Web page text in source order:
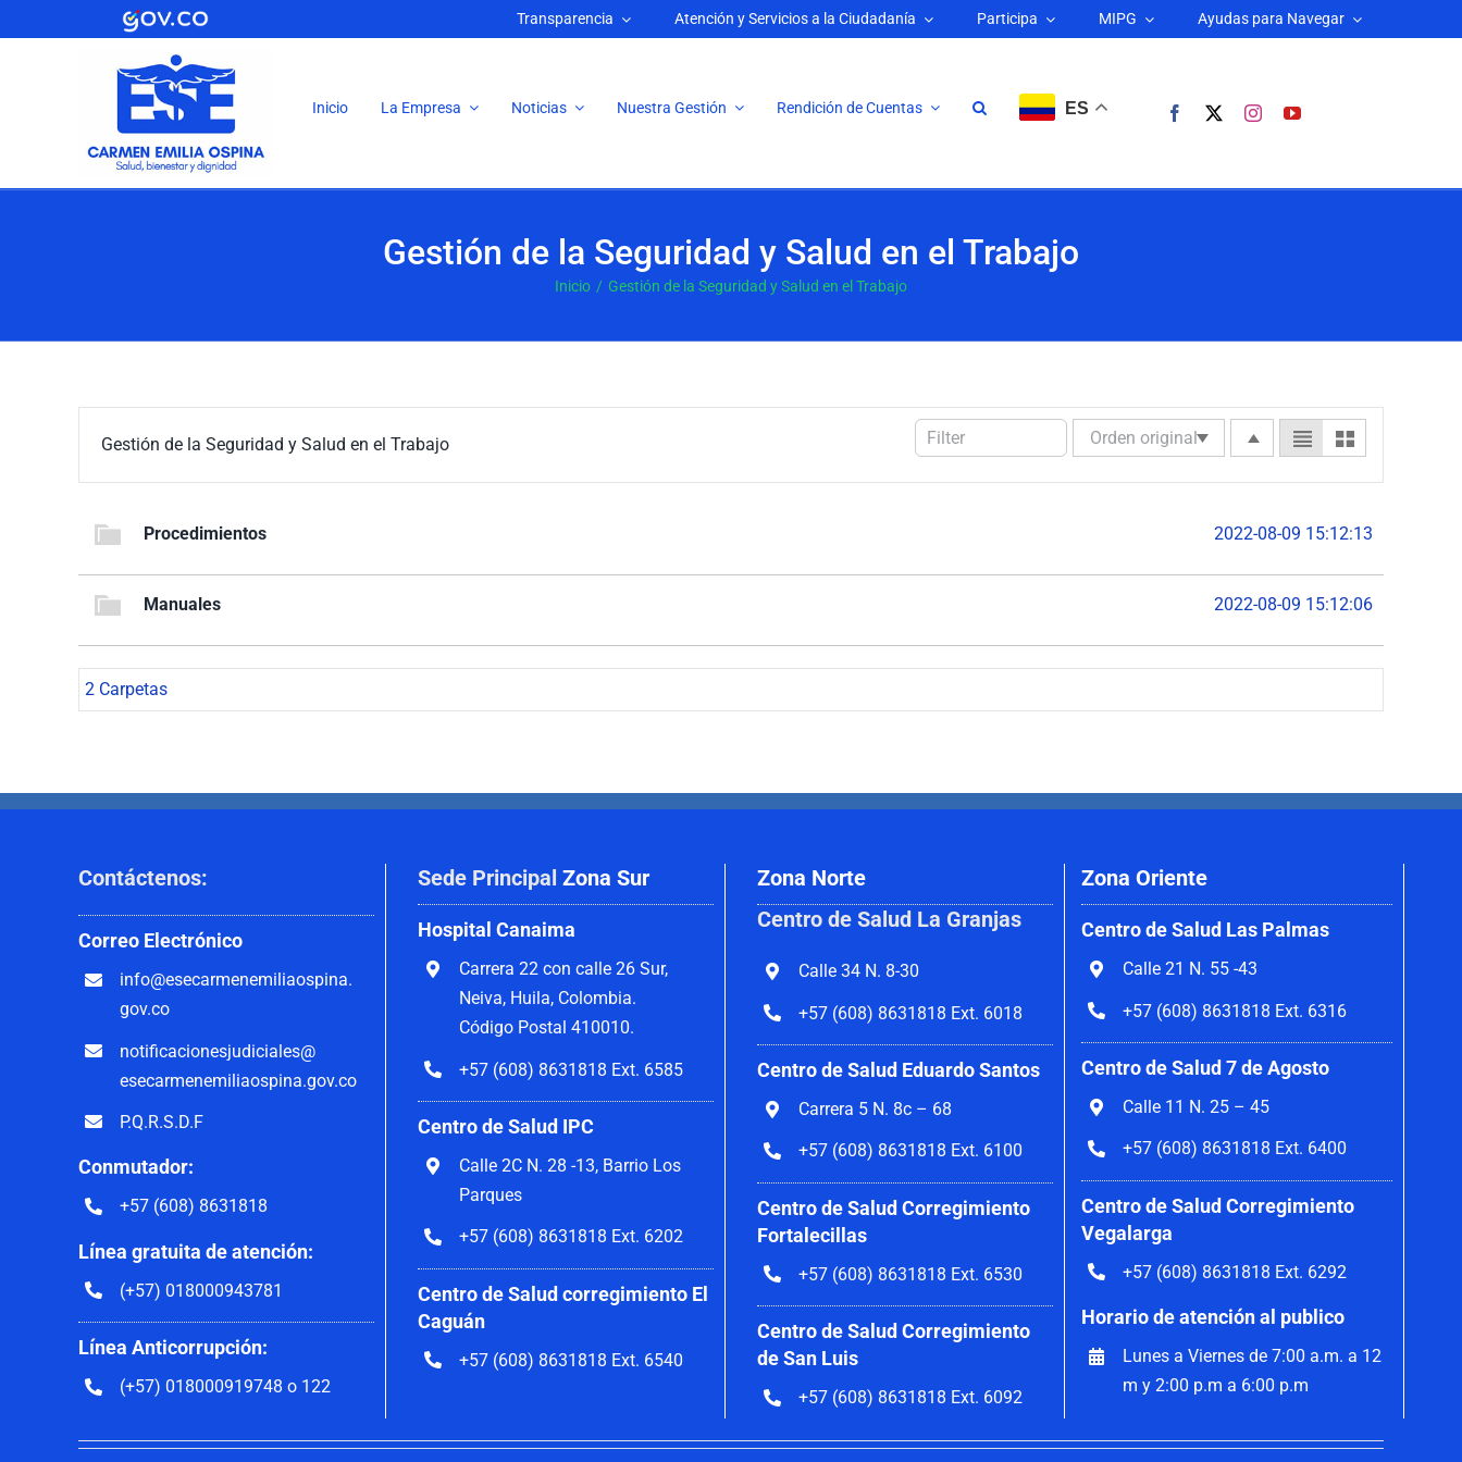
al
Transparencia Atención y Servicios a la Ciudadanía Participa MIPG Ayudas para Navegar
Inicio La Empresa Noticias Nuestra Gestión Rendición de Cuentas ES
Gestión de la Seguridad y Salud en el Trabajo
Inicio Gestión de la Seguridad y Salud en el Trabajo
Gestión de la Seguridad y Salud en el Trabajo
Procedimientos 2022-08-09 15:12:13
Manuales 2022-08-09 15:12:06
2 Carpetas
Contáctenos:
Correo Electrónico
info@esecarmenemiliaospina.
gov.co
notificacionesjudiciales@
esecarmenemiliaospina.gov.co
P.Q.R.S.D.F
Conmutador:
+57 (608) 8631818
Línea gratuita de atención:
(+57) 018000943781
Línea Anticorrupción:
(+57) 018000919748 o 122
Sede Principal Zona Sur
Hospital Canaima
Carrera 22 con calle 26 Sur,
Neiva, Huila, Colombia.
Código Postal 410010.
+57 (608) 8631818 Ext. 6585
Centro de Salud IPC
Calle 2C N. 28 -13, Barrio Los
Parques
+57 (608) 8631818 Ext. 6202
Centro de Salud corregimiento El
Caguán
+57 (608) 8631818 Ext. 6540
Zona Norte
Centro de Salud La Granjas
Calle 34 N. 8-30
+57 (608) 8631818 Ext. 6018
Centro de Salud Eduardo Santos
Carrera 5 N. 8c – 68
+57 (608) 8631818 Ext. 6100
Centro de Salud Corregimiento
Fortalecillas
+57 (608) 8631818 Ext. 6530
Centro de Salud Corregimiento
de San Luis
+57 (608) 8631818 Ext. 6092
Zona Oriente
Centro de Salud Las Palmas
Calle 21 N. 55 -43
+57 (608) 8631818 Ext. 6316
Centro de Salud 7 de Agosto
Calle 11 N. 25 – 45
+57 (608) 8631818 Ext. 6400
Centro de Salud Corregimiento
Vegalarga
+57 (608) 8631818 Ext. 6292
Horario de atención al publico
Lunes a Viernes de 7:00 a.m. a 12
m y 2:00 p.m a 6:00 p.m